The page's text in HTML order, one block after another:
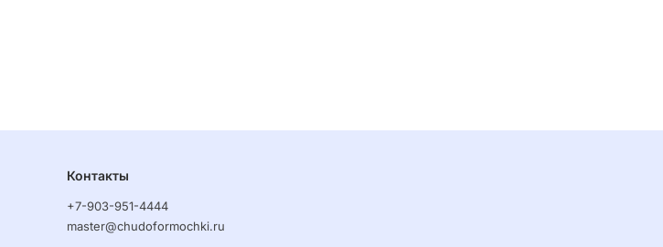
Контакты
+7-903-951-4444
master@chudoformochki.ru